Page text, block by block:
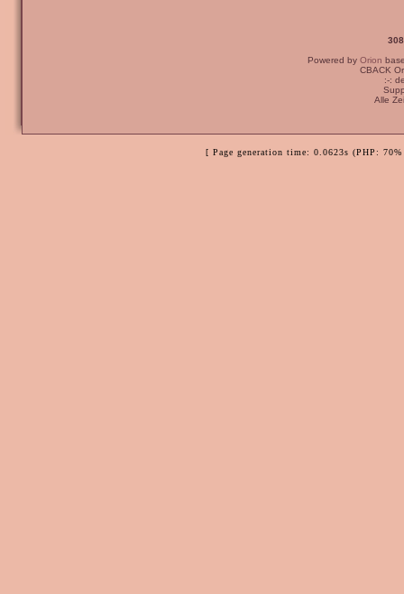
Ich bin der
auf einer
Viele Grüße,
Powered by Orion
CBACK
:-:
Alle
[ Page generation time: 0.0623s (PHP: